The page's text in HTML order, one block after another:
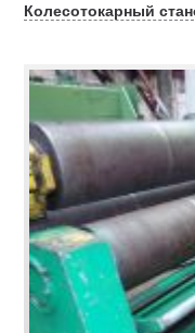
Колесотокарный